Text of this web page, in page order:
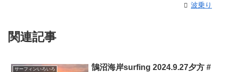
波乗り
関連記事
サーフィンいろいろ
鵠沼海岸surfing 2024.9.27夕方 #